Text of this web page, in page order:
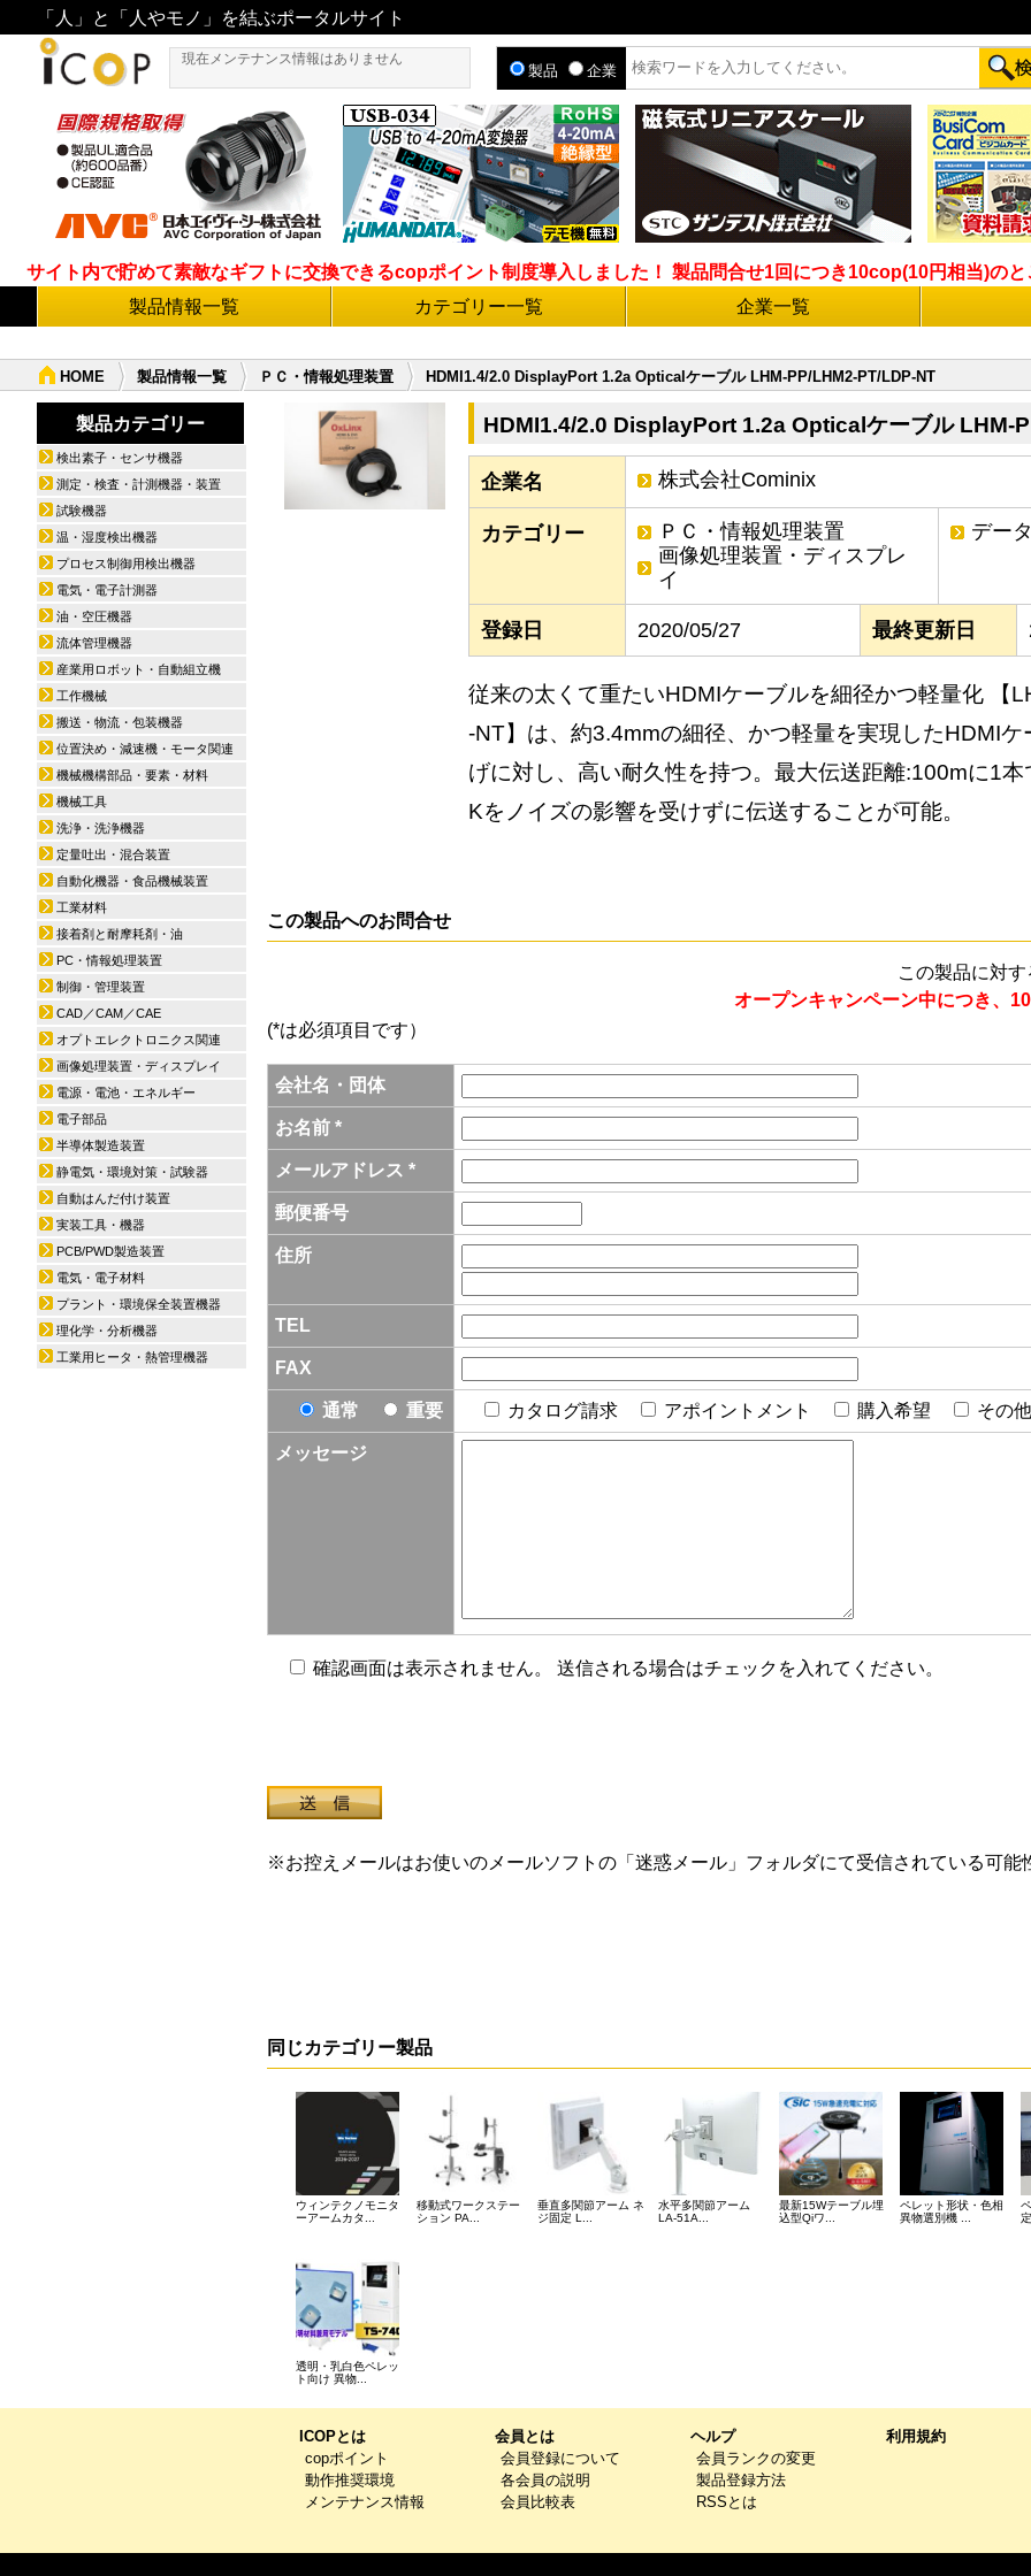
「人」と「人やモノ」を結ぶポータルサイト
現在メンテナンス情報はありません
製品 企業
サイト内で貯めて素敵なギフトに交換できるcopポイント制度導入しました！ 製品問合せ1回につき10cop(10円相当)の
製品情報一覧
カテゴリー一覧 企業一覧
HOME 製品情報一覧 ＰＣ・情報処理装置 HDMI1.4/2.0 DisplayPort 1.2a Opticalケーブル LHM-PP/LHM2-PT/LDP-NT
HDMI1.4/2.0 DisplayPort 1.2a Opticalケーブル LHM-
企業名 株式会社Cominix
カテゴリー
ＰＣ・情報処理装置
画像処理装置・ディスプレ
イ
デー
登録日 2020/05/27 最終更新日
従来の太くて重たいHDMIケーブルを細径かつ軽量化 【
-NT】は、約3.4mmの細径、かつ軽量を実現したHDMI
げに対し、高い耐久性を持つ。最大伝送距離:100mに1
Kをノイズの影響を受けずに伝送することが可能。
この製品へのお問合せ
この製品に対
オープンキャンペーン中につき、
(*は必須項目です）
会社名・団体
お名前 *
メールアドレス *
郵便番号
住所
TEL
FAX
通常 重要 カタログ請求 アポイントメント 購入希望 その他
メッセージ
確認画面は表示されません。 送信される場合はチェックを入れてください。
※お控えメールはお使いのメールソフトの「迷惑メール」フォルダにて受信されている可能
同じカテゴリー製品
ウィンテクノモニタ
ーアームカタ...
移動式ワークステー
ション PA...
垂直多関節アーム ネ
ジ固定 L...
水平多関節アーム
LA-51A...
最新15Wテーブル埋
込型Qiワ...
ペレット形状・色相
異物選別機 ...
透明・乳白色ペレッ
ト向け 異物...
製品カテゴリー
検出素子・センサ機器
測定・検査・計測機器・装置
試験機器
温・湿度検出機器
プロセス制御用検出機器
電気・電子計測器
油・空圧機器
流体管理機器
産業用ロボット・自動組立機
工作機械
搬送・物流・包装機器
位置決め・減速機・モータ関連
機械機構部品・要素・材料
機械工具
洗浄・洗浄機器
定量吐出・混合装置
自動化機器・食品機械装置
工業材料
接着剤と耐摩耗剤・油
PC・情報処理装置
制御・管理装置
CAD／CAM／CAE
オプトエレクトロニクス関連
画像処理装置・ディスプレイ
電源・電池・エネルギー
電子部品
半導体製造装置
静電気・環境対策・試験器
自動はんだ付け装置
実装工具・機器
PCB/PWD製造装置
電気・電子材料
プラント・環境保全装置機器
理化学・分析機器
工業用ヒータ・熱管理機器
ICOPとは
copポイント
動作推奨環境
メンテナンス情報
会員とは
会員登録について
各会員の説明
会員比較表
ヘルプ
会員ランクの変更
製品登録方法
RSSとは
利用規約